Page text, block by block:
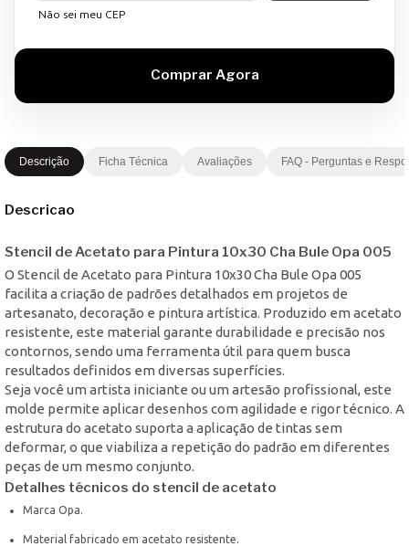
Não sei meu CEP
Descrição Ficha Técnica Avaliações FAQ - Perguntas e
Descricao
Stencil de Acetato para Pintura 10x30 Cha Bule Opa 005
O Stencil de Acetato para Pintura 10x30 Cha Bule Opa 005
facilita a criação de padrões detalhados em projetos de
artesanato, decoração e pintura artística. Produzido em acetato
resistente, este material garante durabilidade e precisão nos
contornos, sendo uma ferramenta útil para quem busca
resultados definidos em diversas superfícies.
Seja você um artista iniciante ou um artesão profissional, este
molde permite aplicar desenhos com agilidade e rigor técnico. A
estrutura do acetato suporta a aplicação de tintas sem
deformar, o que viabiliza a repetição do padrão em diferentes
peças de um mesmo conjunto.
Detalhes técnicos do stencil de acetato
Marca Opa.
Material fabricado em acetato resistente.